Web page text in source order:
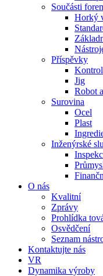
Součásti
Horký
Příspěvky
Jig
Robot
Surovina
Ocel
Plast
Inženýrské
O nás
Kvalitní
Zprávy
Prohlídka
Osvědčení
Seznam
Kontaktujte nás
VR
Dynamika výroby